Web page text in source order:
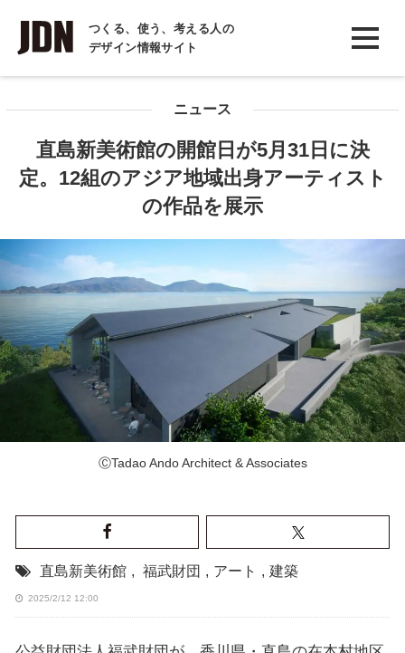
つくる、使う、考える人の
デザイン情報サイト
INTERVIEW
インタビュー
COLUMN
ニュース
直島新美術館の開館⽇が5⽉31⽇に決
定。12組のアジア地域出身アーティスト
の作品を展示
ⒸTadao Ando Architect & Associates
直島新美術館 , 福武財団 , アート , 建築
2025/2/12 12:00